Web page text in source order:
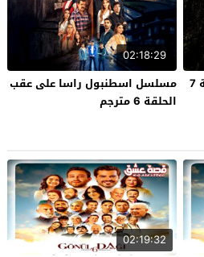
مسلسل قانون الطبيعة الحلقة 7
02:18:29
مسلسل اسطنبول راسا على عقب
الحلقة 6 مترجم
02:19:32